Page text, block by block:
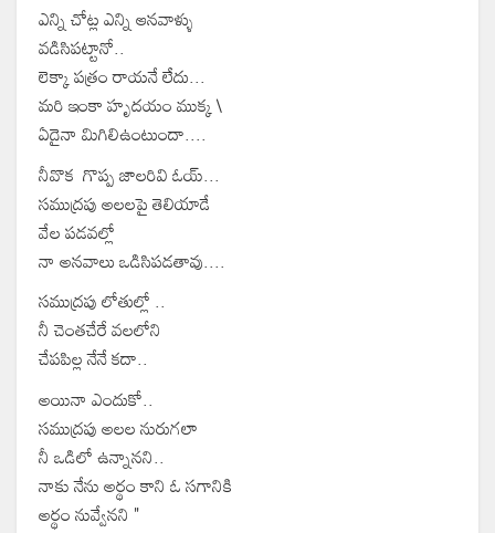
ఎన్ని చోట్ల ఎన్ని ఆనవాళ్ళు
వడిసిపట్టానో..
లెక్కా పత్రం రాయనే లేదు...
మరి ఇంకా హృదయం ముక్క \
ఏదైనా మిగిలిఉంటుందా....
నీవొక గొప్ప జాలరివి ఓయ్...
సముద్రపు అలలపై తెలియాడే
వేల పడవల్లో
నా అనవాలు ఒడిసిపడతావు....
సముద్రపు లోతుల్లో ..
నీ చెంతచేరే వలలోని
చేపపిల్ల నేనే కదా..
అయినా ఎందుకో..
సముద్రపు అలల నురుగలా
నీ ఒడిలో ఉన్నానని..
నాకు నేను అర్థం కాని ఓ సగానికి
అర్థం నువ్వేనని "